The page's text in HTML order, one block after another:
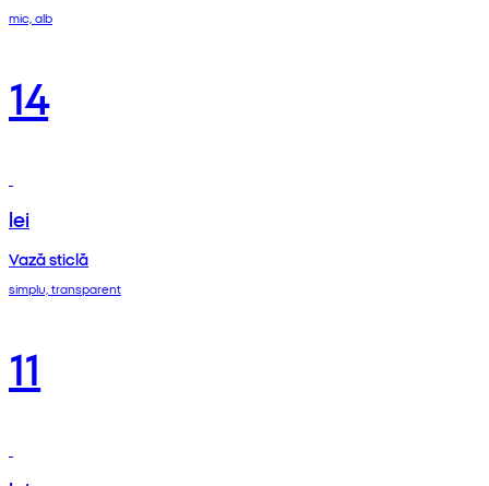
mic, alb
14
lei
Vază sticlă
simplu, transparent
11